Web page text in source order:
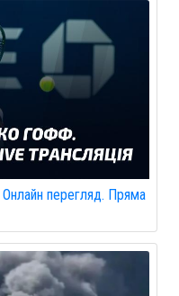
Онлайн перегляд. Пряма